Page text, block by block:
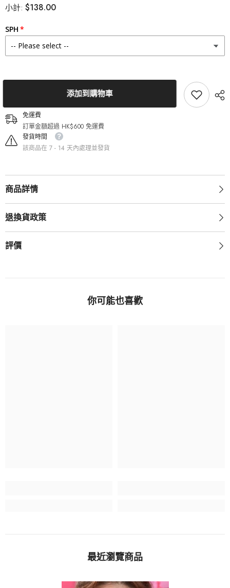
Olens
Gray
拋
隱
片）
的
量
Olens
拋
隱
片）
數
量
小計: $138.00
SPH
添加到購物車
免運費
訂單金額超過 HK$600 免運費
發貨時間
該商品在 7 - 14 天內處理並發貨
商品詳情
退換貨政策
評價
你可能也喜歡
最近瀏覽商品